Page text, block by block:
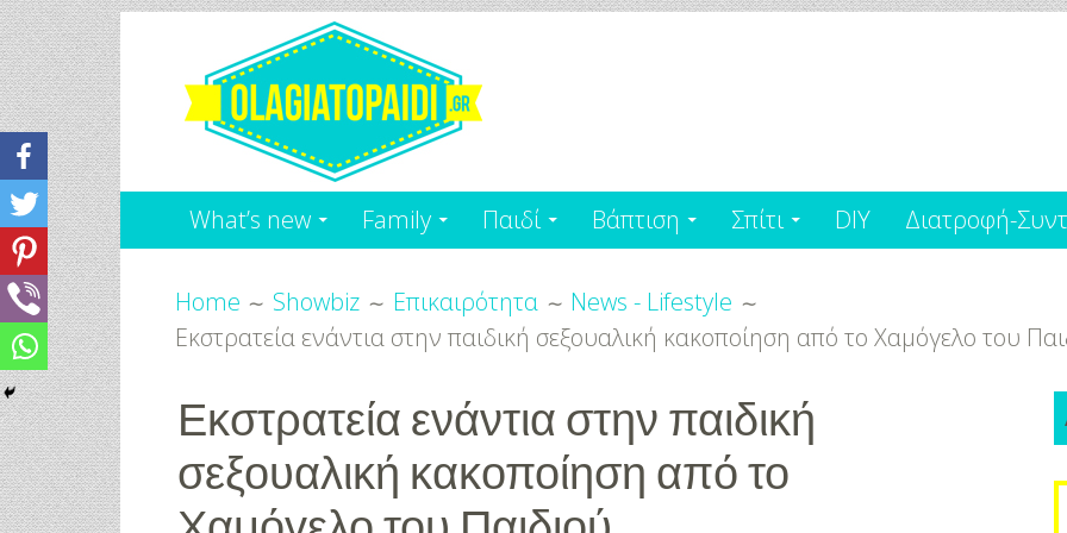
Skip
to
content
Olagiatopaidi.gr
Όλα
Για
το
Παιδί
-
What’s new Family Παιδί Βάπτιση Σπίτι DIY Διατροφή-
Breadcrumbs
Home Showbiz Επικαιρότητα
News - Lifestyle
Εκστρατεία ενάντια στην παιδική σεξουαλική κακοποίηση από το Χαμόγελο του
Εκστρατεία ενάντια στην παιδική
σεξουαλική κακοποίηση από το